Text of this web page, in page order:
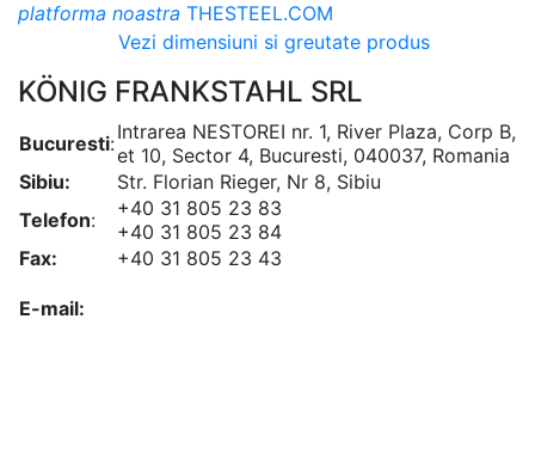
platforma noastra THESTEEL.COM
Vezi dimensiuni si greutate produs
KÖNIG FRANKSTAHL SRL
Bucuresti:Intrarea NESTOREI nr. 1, River Plaza, Corp B,
et 10, Sector 4, Bucuresti, 040037, Romania
Sibiu:
Str. Florian Rieger, Nr 8, Sibiu
Telefon:
+40 31 805 23 83
+40 31 805 23 84
Fax:
+40 31 805 23 43
E-mail: